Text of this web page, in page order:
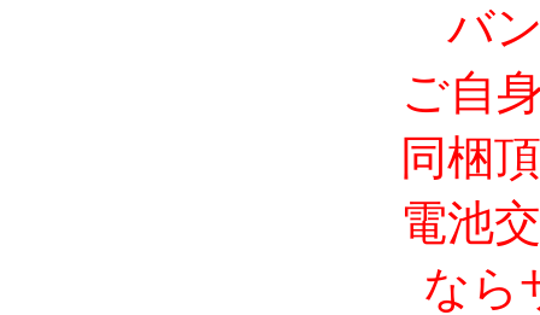
バ
ご自
同梱
電池
なら